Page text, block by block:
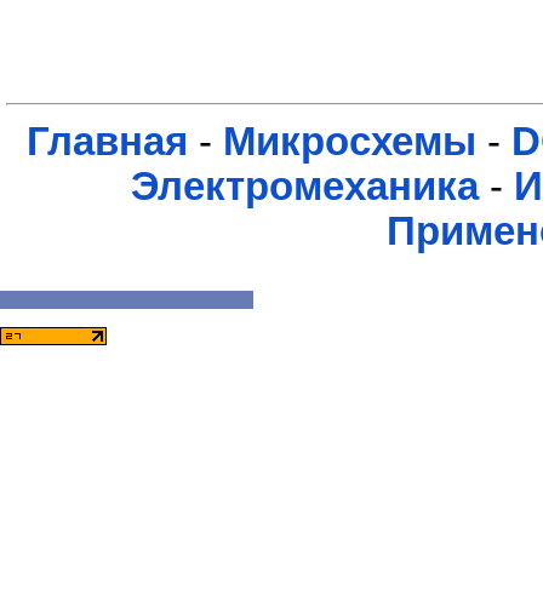
Главная - Микросхемы -
Электромеханика-